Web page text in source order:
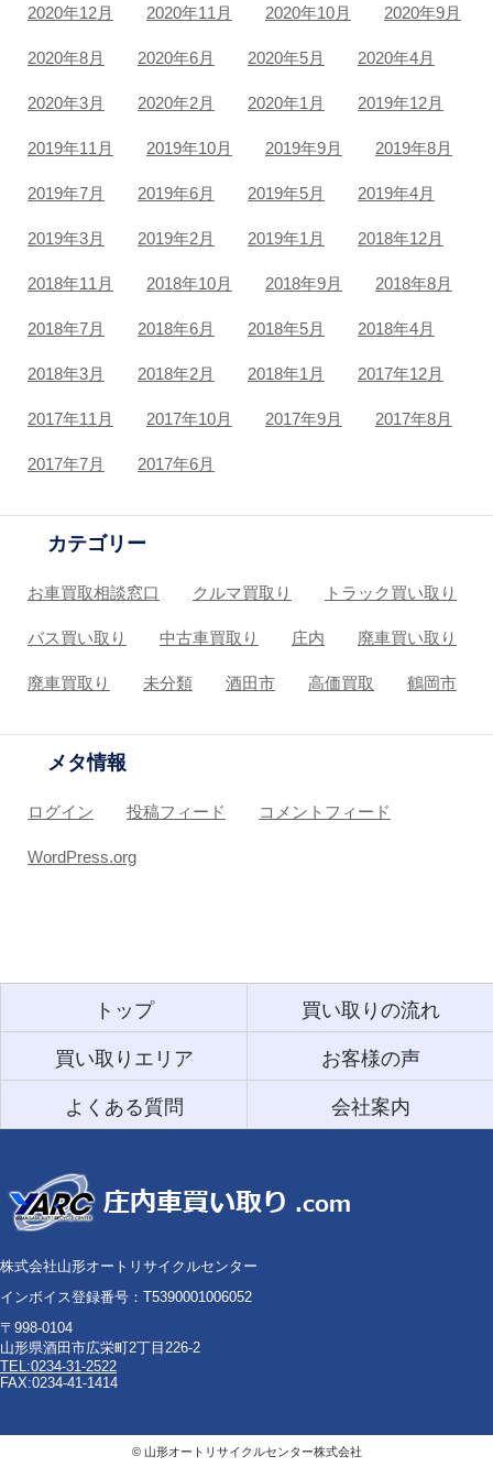
2020年12月 2020年11月 2020年10月 2020年9月
2020年8月 2020年6月 2020年5月 2020年4月
2020年3月 2020年2月 2020年1月 2019年12月
2019年11月 2019年10月 2019年9月 2019年8月
2019年7月 2019年6月 2019年5月 2019年4月
2019年3月 2019年2月 2019年1月 2018年12月
2018年11月 2018年10月 2018年9月 2018年8月
2018年7月 2018年6月 2018年5月 2018年4月
2018年3月 2018年2月 2018年1月 2017年12月
2017年11月 2017年10月 2017年9月 2017年8月
2017年7月 2017年6月
カテゴリー
お車買取相談窓口 クルマ買取り トラック買い取り
バス買い取り 中古車買取り 庄内 廃車買い取り
廃車買取り 未分類 酒田市 高価買取 鶴岡市
メタ情報
ログイン 投稿フィード コメントフィード
WordPress.org
トップ 買い取りの流れ
買い取りエリア お客様の声
よくある質問 会社案内
株式会社山形オートリサイクルセンター
インボイス登録番号：T5390001006052
〒998-0104
山形県酒田市広栄町2丁目226-2
TEL:0234-31-2522
FAX:0234-41-1414
© 山形オートリサイクルセンター株式会社